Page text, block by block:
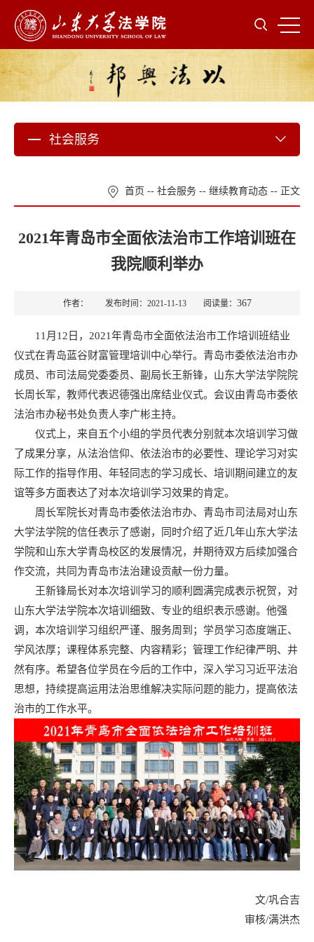
社会服务
首页 -- 社会服务 -- 继续教育动态 -- 正文
2021年青岛市全面依法治市工作培训班在
我院顺利举办
作者： 发布时间：2021-11-13 阅读量： 367
11月12日，2021年青岛市全面依法治市工作培训班结业
仪式在青岛蓝谷财富管理培训中心举行。青岛市委依法治市办
成员、市司法局党委委员、副局长王新锋，山东大学法学院院
长周长军，教师代表迟德强出席结业仪式。会议由青岛市委依
法治市办秘书处负责人李广彬主持。
仪式上，来自五个小组的学员代表分别就本次培训学习做
了成果分享，从法治信仰、依法治市的必要性、理论学习对实
际工作的指导作用、年轻同志的学习成长、培训期间建立的友
谊等多方面表达了对本次培训学习效果的肯定。
周长军院长对青岛市委依法治市办、青岛市司法局对山东
大学法学院的信任表示了感谢，同时介绍了近几年山东大学法
学院和山东大学青岛校区的发展情况，并期待双方后续加强合
作交流，共同为青岛市法治建设贡献一份力量。
王新锋局长对本次培训学习的顺利圆满完成表示祝贺，对
山东大学法学院本次培训细致、专业的组织表示感谢。他强
调，本次培训学习组织严谨、服务周到；学员学习态度端正、
学风浓厚；课程体系完整、内容精彩；管理工作纪律严明、井
然有序。希望各位学员在今后的工作中，深入学习习近平法治
思想，持续提高运用法治思维解决实际问题的能力，提高依法
治市的工作水平。
文/巩合吉
审核/满洪杰